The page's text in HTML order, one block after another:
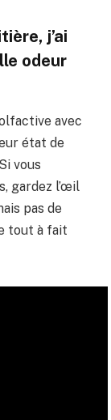
j’ai
odeur
avec
état de
vous
gardez l’œil
pas de
tout à fait